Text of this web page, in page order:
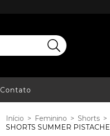
Contato
Início > Feminino > Shorts >
SHORTS SUMMER PISTACHE